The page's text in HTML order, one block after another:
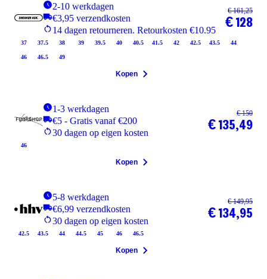
2-10 werkdagen
€3,95 verzendkosten
14 dagen retourneren. Retourkosten €10.95
37 37.5 38 39 39.5 40 40.5 41.5 42 42.5 43.5 44
46 46.5 49
€ 161,25
€ 128
Kopen
1-3 werkdagen
€5 - Gratis vanaf €200
30 dagen op eigen kosten
46
€ 150
€ 135,49
Kopen
5-8 werkdagen
€6,99 verzendkosten
30 dagen op eigen kosten
42.5 43.5 44 44.5 45 46 46.5
€ 149,95
€ 134,95
Kopen